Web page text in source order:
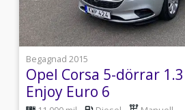
1
Begagnad 2015
Opel Corsa 5-dörrar 1.3
Enjoy Euro 6